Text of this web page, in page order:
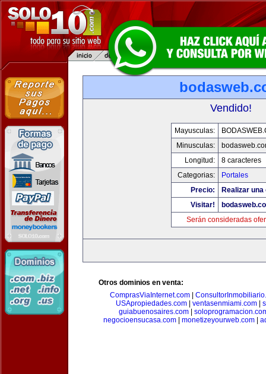
Vendido!
Mayusculas:
Minusculas:
Longitud:
8 caracteres
Categorias:
Portales
Precio:
Realizar
Visitar!
Serán consideradas
Otros dominios en venta:
ComprasViaInternet.com
USApropiedades.com| ventasenmiami.com|
guiabuenosaires.com|
negocioensucasa.com
monetizeyourweb.com